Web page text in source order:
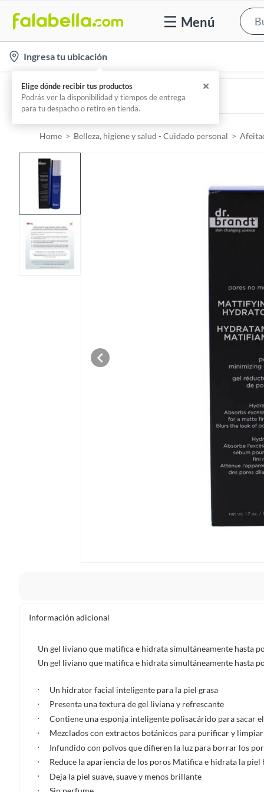
Menú
Ingresa tu ubicación
MY BALLS PERÚ
Afeitadora My Balls 4.0 Pro®
My Balls Peru
Home Belleza, higiene y salud - Cuidado personal
Productos vendidos porFalabella, Tottus y otros
Productos vendidos porSodimactienen:
48 horas: cemento, mezclas de hormigón, morteros, yeso y
7 días: productos eléctricos o a combustión,
máquinas.
No se pueden devolver o cambiar bajo cambio de opinión
Información adicional
Un gel liviano que matifica e hidrata simultáneamente hasta
Un gel liviano que matifica e hidrata simultáneamente hasta
Un hidrator facial inteligente para la piel grasa
Presenta una textura de gel liviana y refrescante
Contiene una esponja inteligente polisacárido para sacar
Mezclados con extractos botánicos para purificar y
Infundido con polvos que difieren la luz para borrar los
Reduce la apariencia de los poros Matifica e hidrata la piel
Deja la piel suave, suave y menos brillante